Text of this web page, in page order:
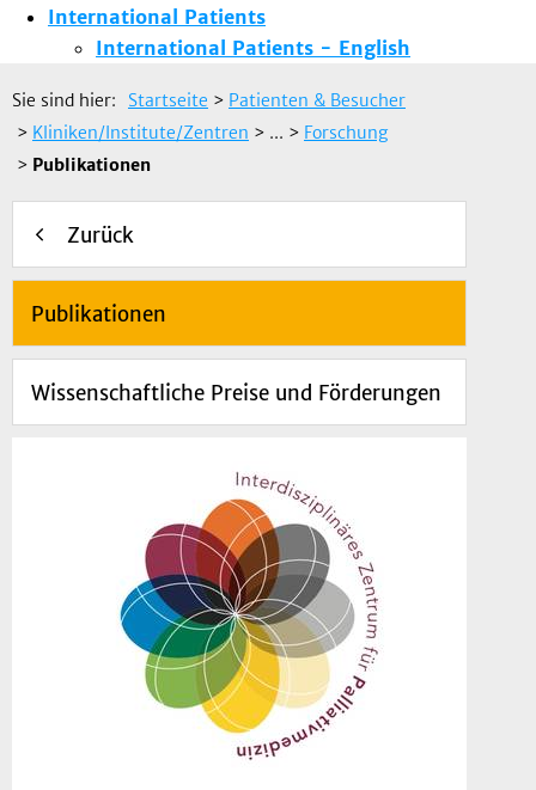
International Patients
International Patients - English
Sie sind hier: Startseite > Patienten & Besucher
> Kliniken/Institute/Zentren > ... > Forschung
> Publikationen
Zurück
Publikationen
Wissenschaftliche Preise und Förderungen